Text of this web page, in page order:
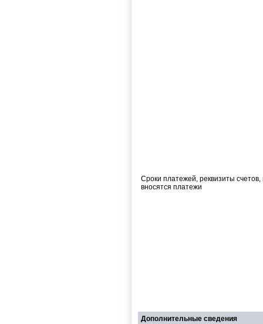
Сроки платежей, реквизиты
вносятся платежи
Дополнительные сведения